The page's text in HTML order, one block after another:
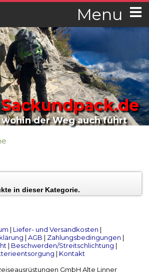
Menu
Sackundpack.de
wohin der Weg auch führt
in dieser Kategorie.
| Liefer- und Versandkosten |
| AGB | Zahlungsbedingungen |
| Beschwerden/Streitschlichtung |
| Kontakt
GmbH Alte Linner